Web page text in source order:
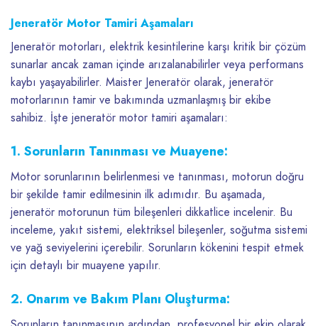
Jeneratör Motor Tamiri Aşamaları
Jeneratör motorları, elektrik kesintilerine karşı kritik bir çözüm
sunarlar ancak zaman içinde arızalanabilirler veya performans
kaybı yaşayabilirler. Maister Jeneratör olarak, jeneratör
motorlarının tamir ve bakımında uzmanlaşmış bir ekibe
sahibiz. İşte jeneratör motor tamiri aşamaları:
1. Sorunların Tanınması ve Muayene:
Motor sorunlarının belirlenmesi ve tanınması, motorun doğru
bir şekilde tamir edilmesinin ilk adımıdır. Bu aşamada,
jeneratör motorunun tüm bileşenleri dikkatlice incelenir. Bu
inceleme, yakıt sistemi, elektriksel bileşenler, soğutma sistemi
ve yağ seviyelerini içerebilir. Sorunların kökenini tespit etmek
için detaylı bir muayene yapılır.
2. Onarım ve Bakım Planı Oluşturma: